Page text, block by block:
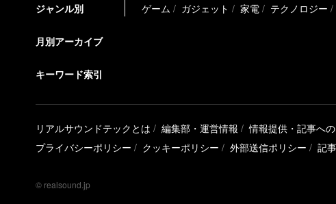
ジャンル別 ゲーム ガジェット 家電 テクノロジー
月別アーカイブ
キーワード索引
リアルサウンドテックとは 編集部・運営情報 情報提供・記事へ
プライバシーポリシー
クッキーポリシー 外部送信ポリシー 記
© realsound.jp